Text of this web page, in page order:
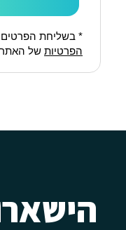
* בשליחת
הפרטיות של האתר